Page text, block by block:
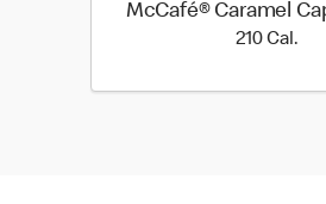
McCafé® Caramel
210 Cal.210